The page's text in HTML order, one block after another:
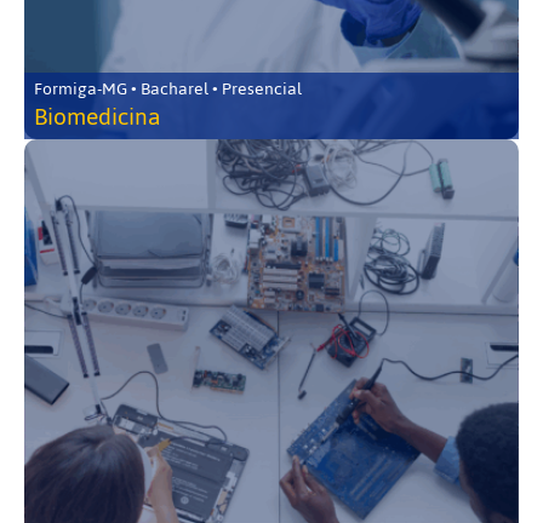
Formiga-MG • Bacharel • Presencial
Biomedicina